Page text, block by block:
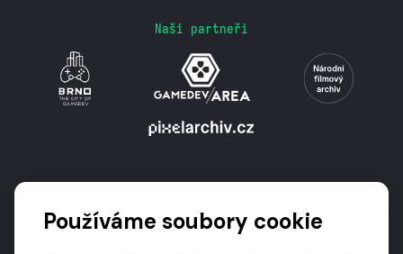
Naši partneři
Používáme soubory cookie